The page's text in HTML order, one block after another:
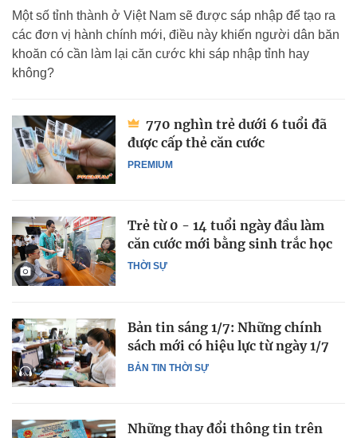
Một số tỉnh thành ở Việt Nam sẽ được sáp nhập để tạo ra
các đơn vị hành chính mới, điều này khiến người dân băn
khoăn có cần làm lại căn cước khi sáp nhập tỉnh hay
không?
PREMIUM
770 nghìn trẻ dưới 6 tuổi đã
được cấp thẻ căn cước
THỜI SỰ
Trẻ từ 0 - 14 tuổi ngày đầu làm
căn cước mới bằng sinh trắc học
BẢN TIN THỜI SỰ
Bản tin sáng 1/7: Những chính
sách mới có hiệu lực từ ngày 1/7
Những thay đổi thông tin trên